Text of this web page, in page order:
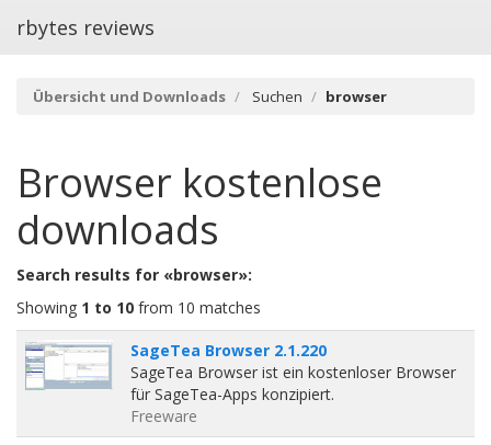
rbytes reviews
Übersicht und Downloads Suchen browser
Browser kostenlose
downloads
Search results for «browser»:
Showing 1 to 10 from 10 matches
SageTea Browser 2.1.220
SageTea Browser ist ein kostenloser Browser
für SageTea-Apps konzipiert.
Freeware